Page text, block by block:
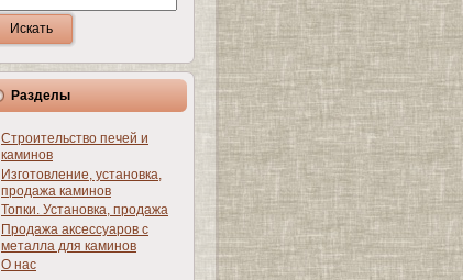
Разделы
Строительство печей и
каминов
Изготовление, установка,
продажа каминов
Топки. Установка, продажа
Продажа аксессуаров с
металла для каминов
О нас